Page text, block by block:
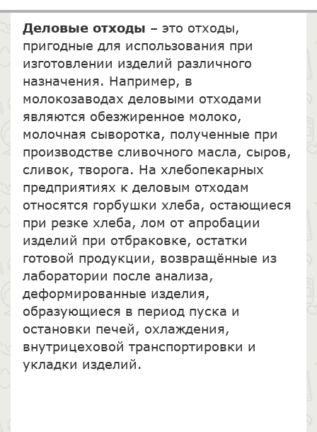
Деловые отходы – это отходы,
пригодные для использования при
изготовлении изделий различного
назначения. Например, в
молокозаводах деловыми отходами
являются обезжиренное молоко,
молочная сыворотка, полученные при
производстве сливочного масла, сыров,
сливок, творога. На хлебопекарных
предприятиях к деловым отходам
относятся горбушки хлеба, остающиеся
при резке хлеба, лом от апробации
изделий при отбраковке, остатки
готовой продукции, возвращённые из
лаборатории после анализа,
деформированные изделия,
образующиеся в период пуска и
остановки печей, охлаждения,
внутрицеховой транспортировки и
укладки изделий.